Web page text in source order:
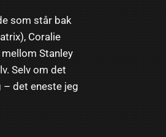
som står bak
Coralie
Stanley
Selv om det
– det eneste jeg